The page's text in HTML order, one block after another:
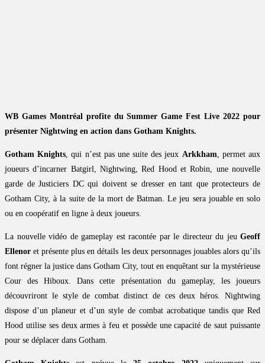
WB Games Montréal profite du Summer Game Fest Live 2022 pour
présenter Nightwing en action dans Gotham Knights.
Gotham Knights, qui n’est pas une suite des jeux Arkkham, permet aux
joueurs d’incarner Batgirl, Nightwing, Red Hood et Robin, une nouvelle
garde de Justiciers DC qui doivent se dresser en tant que protecteurs de
Gotham City, à la suite de la mort de Batman. Le jeu sera jouable en solo
ou en coopératif en ligne à deux joueurs.
La nouvelle vidéo de gameplay est racontée par le directeur du jeu Geoff
Ellenor et présente plus en détails les deux personnages jouables alors qu’ils
font régner la justice dans Gotham City, tout en enquêtant sur la mystérieuse
Cour des Hiboux. Dans cette présentation du gameplay, les joueurs
découvriront le style de combat distinct de ces deux héros. Nightwing
dispose d’un planeur et d’un style de combat acrobatique tandis que Red
Hood utilise ses deux armes à feu et possède une capacité de saut puissante
pour se déplacer dans Gotham.